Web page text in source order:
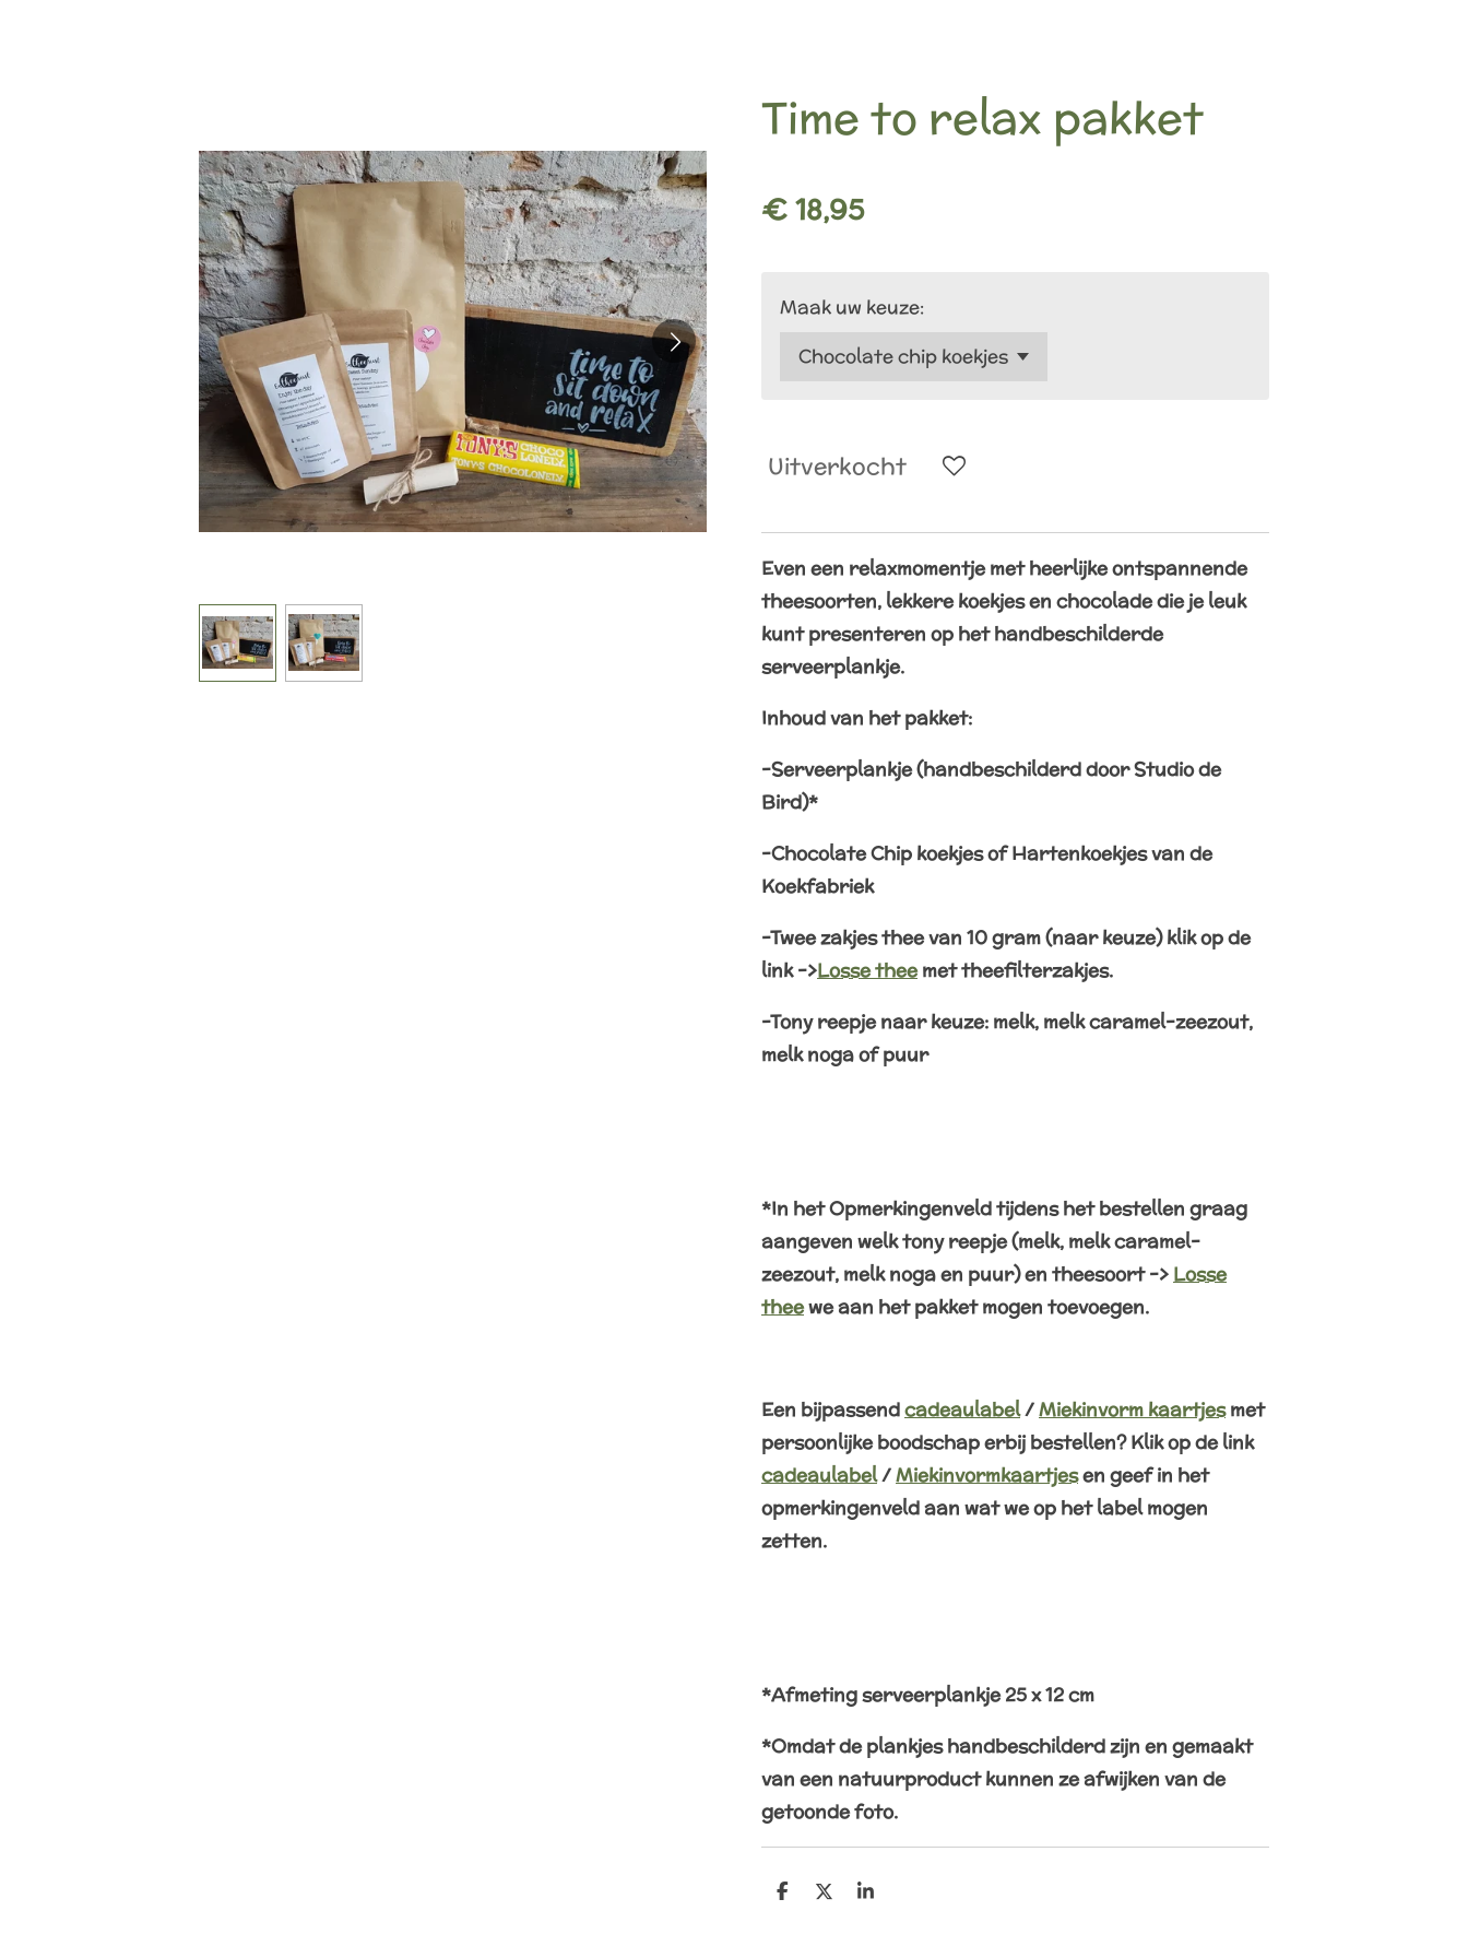
Time to relax pakket
€ 18,95
Maak uw keuze:
Uitverkocht
Even een relaxmomentje met heerlijke ontspannende
theesoorten, lekkere koekjes en chocolade die je leuk
kunt presenteren op het handbeschilderde
serveerplankje.
Inhoud van het pakket:
-Serveerplankje (handbeschilderd door Studio de
Bird)*
-Chocolate Chip koekjes of Hartenkoekjes van de
Koekfabriek
-Twee zakjes thee van 10 gram (naar keuze) klik op de
link ->Losse theemet theefilterzakjes.
-Tony reepje naar keuze: melk, melk caramel-zeezout,
melk noga of puur
*In het Opmerkingenveld tijdens het bestellen graag
aangeven welk tony reepje (melk, melk caramel-
zeezout, melk noga en puur) en theesoort -> Losse
theewe aan het pakket mogen toevoegen.
Een bijpassendcadeaulabel/Miekinvorm kaartjesmet
persoonlijke boodschap erbij bestellen? Klik op de link
cadeaulabel/Miekinvormkaartjesen geef in het
opmerkingenveld aan wat we op het label mogen
zetten.
*Afmeting serveerplankje 25 x 12 cm
*Omdat de plankjes handbeschilderd zijn en gemaakt
van een natuurproduct kunnen ze afwijken van de
getoonde foto.
D
D
S